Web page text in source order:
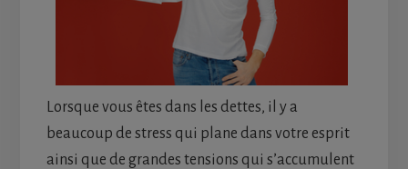
Lorsque vous êtes dans les dettes, il y a
beaucoup de stress qui plane dans votre esprit
ainsi que de grandes tensions qui s’accumulent